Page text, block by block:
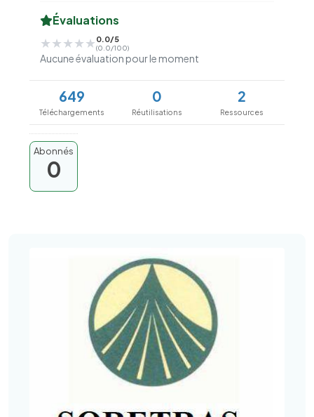
Évaluations
★★★★★
★★★★★ 0.0/5
(0.0/100)
Aucune évaluation pour le moment
649
Téléchargements
0
Réutilisations
2
Ressources
Abonnés
0